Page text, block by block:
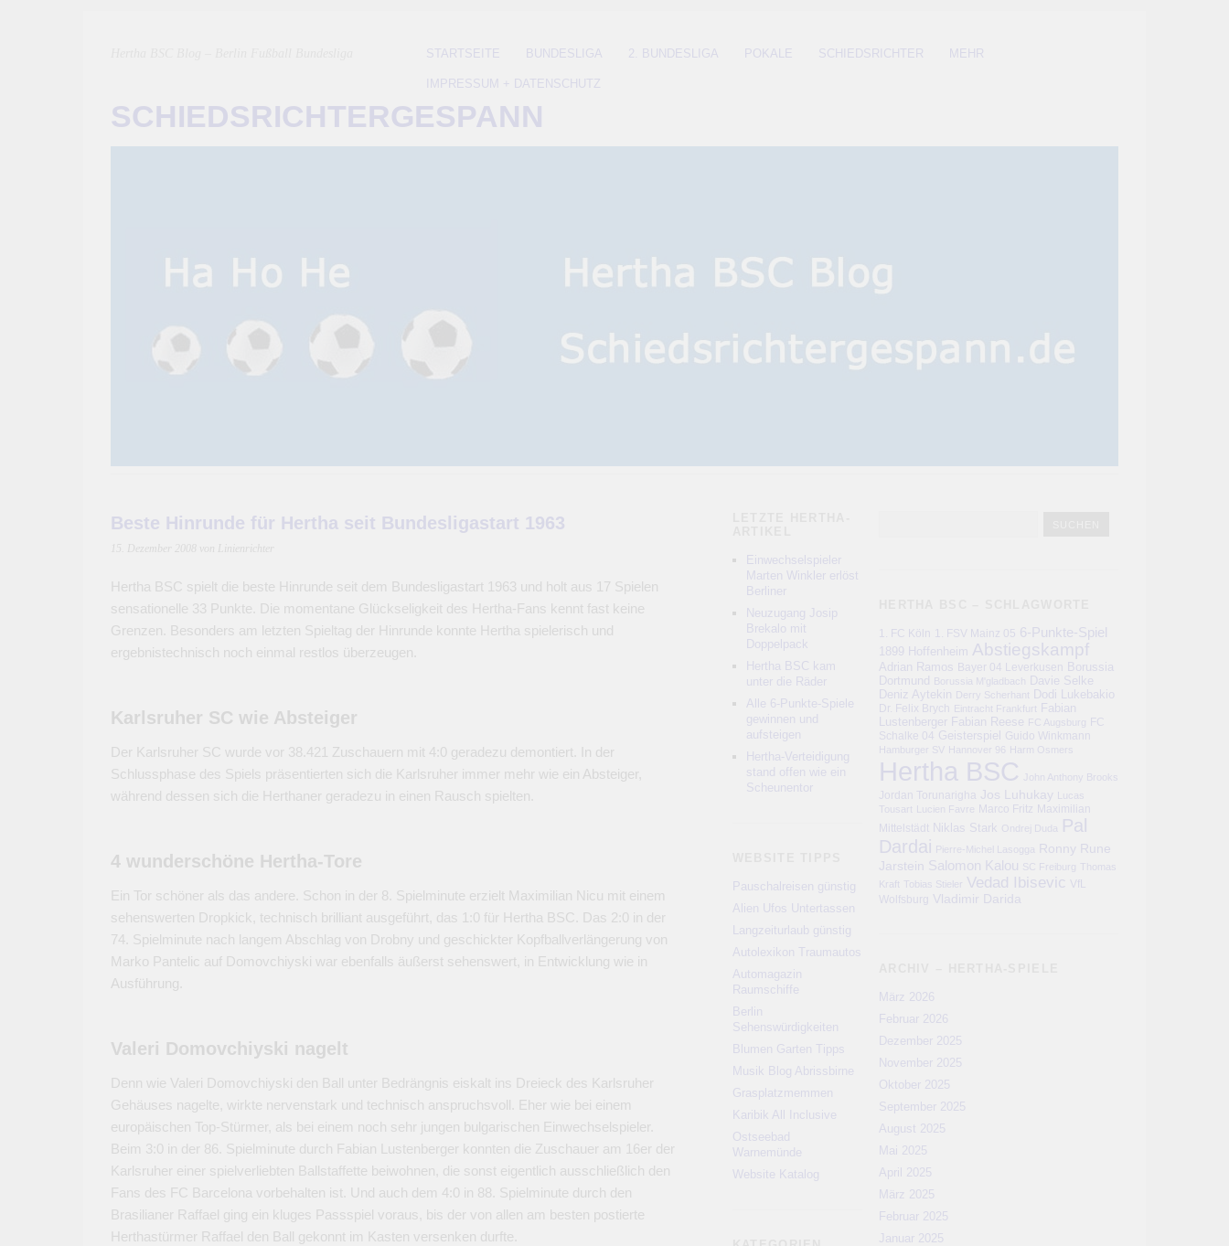
STARTSEITE BUNDESLIGA 2. BUNDESLIGA POKALE SCHIEDSRICHTER MEHR
IMPRESSUM + DATENSCHUTZ
SCHIEDSRICHTERGESPANN
Beste Hinrunde für Hertha seit Bundesligastart 1963
15. Dezember 2008 von Linienrichter
Hertha BSC spielt die beste Hinrunde seit dem Bundesligastart 1963 und holt aus 17 Spielen
sensationelle 33 Punkte. Die momentane Glückseligkeit des Hertha-Fans kennt fast keine
Grenzen. Besonders am letzten Spieltag der Hinrunde konnte Hertha spielerisch und
ergebnistechnisch noch einmal restlos überzeugen.
Karlsruher SC wie Absteiger
Der Karlsruher SC wurde vor 38.421 Zuschauern mit 4:0 geradezu demontiert. In der
Schlussphase des Spiels präsentierten sich die Karlsruher immer mehr wie ein Absteiger,
während dessen sich die Herthaner geradezu in einen Rausch spielten.
4 wunderschöne Hertha-Tore
Ein Tor schöner als das andere. Schon in der 8. Spielminute erzielt Maximilian Nicu mit einem
sehenswerten Dropkick, technisch brilliant ausgeführt, das 1:0 für Hertha BSC. Das 2:0 in der
74. Spielminute nach langem Abschlag von Drobny und geschickter Kopfballverlängerung von
Marko Pantelic auf Domovchiyski war ebenfalls äußerst sehenswert, in Entwicklung wie in
Ausführung.
Valeri Domovchiyski nagelt
Denn wie Valeri Domovchiyski den Ball unter Bedrängnis eiskalt ins Dreieck des Karlsruher
Gehäuses nagelte, wirkte nervenstark und technisch anspruchsvoll. Eher wie bei einem
europäischen Top-Stürmer, als bei einem noch sehr jungen bulgarischen Einwechselspieler.
Beim 3:0 in der 86. Spielminute durch Fabian Lustenberger konnten die Zuschauer am 16er der
Karlsruher einer spielverliebten Ballstaffette beiwohnen, die sonst eigentlich ausschließlich den
Fans des FC Barcelona vorbehalten ist. Und auch dem 4:0 in 88. Spielminute durch den
Brasilianer Raffael ging ein kluges Passspiel voraus, bis der von allen am besten postierte
Herthastürmer Raffael den Ball gekonnt im Kasten versenken durfte.
Einwechselspieler
Marten Winkler erlöst
Berliner
Neuzugang Josip
Brekalo mit
Doppelpack
Hertha BSC kam
unter die Räder
Alle 6-Punkte-Spiele
gewinnen und
aufsteigen
Hertha-Verteidigung
stand offen wie ein
Scheunentor
Pauschalreisen günstig
Alien Ufos Untertassen
Langzeiturlaub günstig
Autolexikon Traumautos
Automagazin
Raumschiffe
Berlin
Sehenswürdigkeiten
Blumen Garten Tipps
Musik Blog Abrissbirne
Grasplatzmemmen
Karibik All Inclusive
Ostseebad
Warnemünde
Website Katalog
1. FC Köln 1. FSV Mainz 05 6-Punkte-Spiel
1899 Hoffenheim Abstiegskampf
Adrian Ramos Bayer 04 Leverkusen
Borussia
Dortmund
Borussia M'gladbach Davie Selke
Deniz Aytekin Derry Scherhant Dodi Lukebakio
Dr. Felix Brych Eintracht Frankfurt
Fabian
Lustenberger Fabian Reese FC Augsburg
FC
Schalke 04
Geisterspiel
Guido Winkmann
Hamburger SV
Hannover 96 Harm Osmers
Hertha BSC
John Anthony Brooks
Jordan Torunarigha
Jos Luhukay
Lucas
Tousart
Lucien Favre Marco Fritz Maximilian
Mittelstädt
Niklas Stark Ondrej Duda Pal
Dardai Pierre-Michel Lasogga Ronny
Rune
Jarstein Salomon Kalou SC Freiburg
Thomas
Kraft
Tobias Stieler Vedad Ibisevic
VfL
Wolfsburg
Vladimir Darida
März 2026
Februar 2026
Dezember 2025
November 2025
Oktober 2025
September 2025
August 2025
Mai 2025
April 2025
März 2025
Februar 2025
Januar 2025